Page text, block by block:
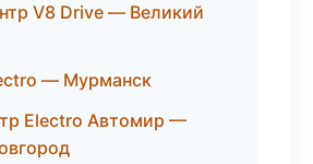
V8 Drive — Великий
— Мурманск
Electro Автомир —